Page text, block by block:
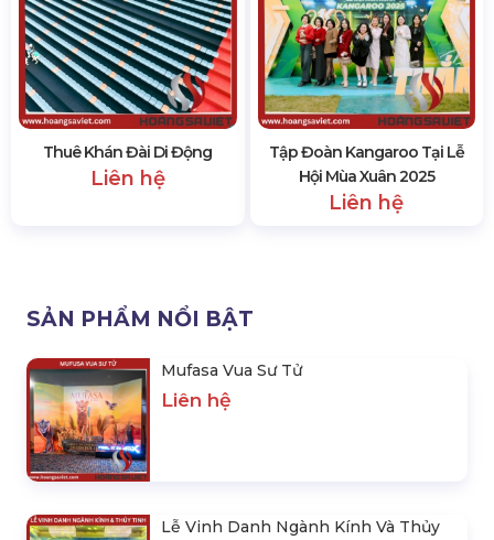
Thuê Khán Đài Di Động
Liên hệ
Tập Đoàn Kangaroo Tại Lễ
Hội Mùa Xuân 2025
Liên hệ
SẢN PHẨM NỔI BẬT
Mufasa Vua Sư Tử
Liên hệ
Lễ Vinh Danh Ngành Kính Và Thủy